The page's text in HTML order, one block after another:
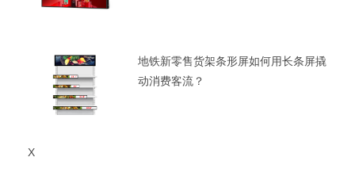
地铁新零售货架条形屏如何用长条屏撬
动消费客流？
X